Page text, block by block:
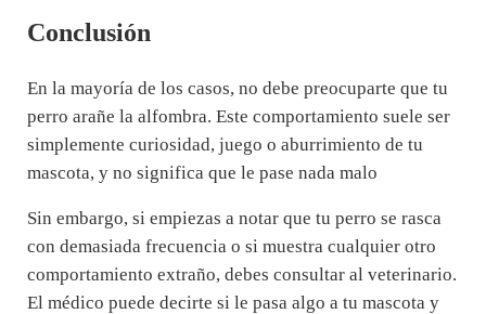
Conclusión
En la mayoría de los casos, no debe preocuparte que tu
perro arañe la alfombra. Este comportamiento suele ser
simplemente curiosidad, juego o aburrimiento de tu
mascota, y no significa que le pase nada malo
Sin embargo, si empiezas a notar que tu perro se rasca
con demasiada frecuencia o si muestra cualquier otro
comportamiento extraño, debes consultar al veterinario.
El médico puede decirte si le pasa algo a tu mascota y